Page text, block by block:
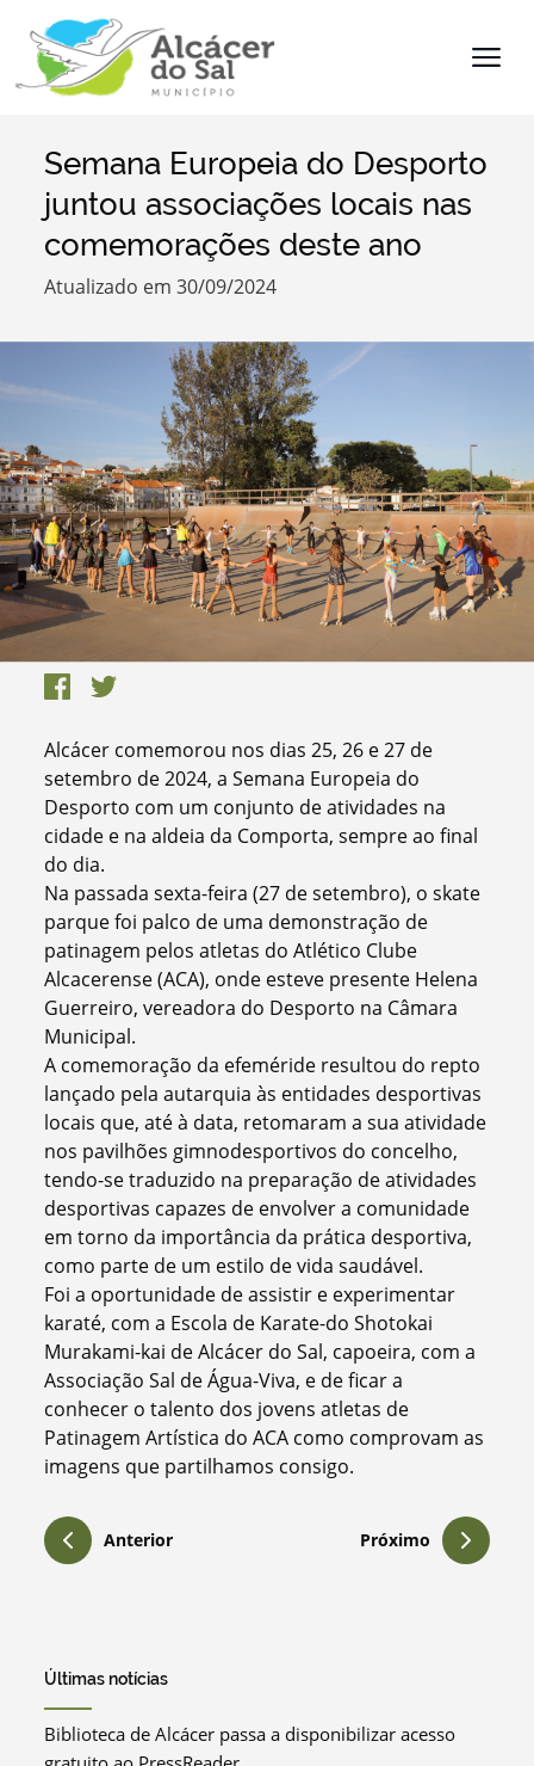
Termo de Pesquisa
Filtros
Semana Europeia do Desporto
juntou associações locais nas
comemorações deste ano
Atualizado em 30/09/2024
Alcácer comemorou nos dias 25, 26 e 27 de
setembro de 2024, a Semana Europeia do
Desporto com um conjunto de atividades na
cidade e na aldeia da Comporta, sempre ao final
do dia.
Na passada sexta-feira (27 de setembro), o skate
parque foi palco de uma demonstração de
patinagem pelos atletas do Atlético Clube
Alcacerense (ACA), onde esteve presente Helena
Guerreiro, vereadora do Desporto na Câmara
Municipal.
A comemoração da efeméride resultou do repto
lançado pela autarquia às entidades desportivas
locais que, até à data, retomaram a sua atividade
nos pavilhões gimnodesportivos do concelho,
tendo-se traduzido na preparação de atividades
desportivas capazes de envolver a comunidade
em torno da importância da prática desportiva,
como parte de um estilo de vida saudável.
Foi a oportunidade de assistir e experimentar
karaté, com a Escola de Karate-do Shotokai
Murakami-kai de Alcácer do Sal, capoeira, com a
Associação Sal de Água-Viva, e de ficar a
conhecer o talento dos jovens atletas de
Patinagem Artística do ACA como comprovam as
imagens que partilhamos consigo.
Anterior Próximo
Últimas notícias
Biblioteca de Alcácer passa a disponibilizar acesso